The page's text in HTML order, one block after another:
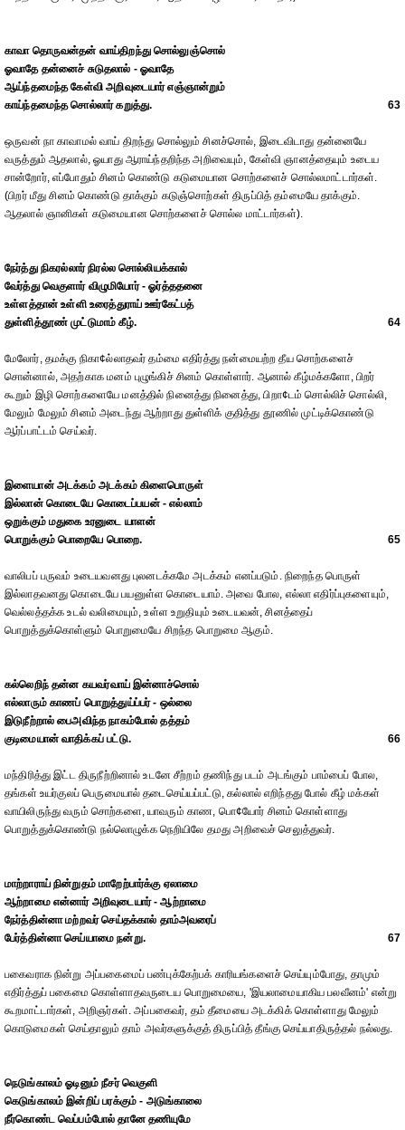
காவா தொருவன்தன் வாய்திறந்து சொல்லுஞ்சொல்
ஓவாதே தன்னைச் சுடுதலால் - ஓவாதே
ஆய்ந்தமைந்த கேள்வி அறிவுடையார் எஞ்ஞான்றும்
காய்ந்தமைந்த சொல்லார் கறுத்து.
63
ஒருவன் நா காவாமல் வாய் திறந்து சொல்லும் சினச்சொல், இடைவிடாது தன்னையே
வருத்தும் ஆதலால், ஓயாது ஆராய்ந்தறிந்த அறிவையும், கேள்வி ஞானத்தையும் உடைய
சான்றோர், எப்போதும் சினம் கொண்டு கடுமையான சொற்களைச் சொல்லமாட்டார்கள்.
(பிறர் மீது சினம் கொண்டு தாக்கும் கடுஞ்சொற்கள் திருப்பித் தம்மையே தாக்கும்.
ஆதலால் ஞானிகள் கடுமையான சொற்களைச் சொல்ல மாட்டார்கள்).
நேர்த்து நிகரல்லார் நிரல்ல சொல்லியக்கால்
வேர்த்து வெகுளார் விழுமியோர் - ஓர்த்ததனை
உள்ளத்தான் உள்ளி உரைத்துராய் ஊர்கேட்பத்
துள்ளித்தூண் முட்டுமாம் கீழ்.
64
மேலோர், தமக்கு நிகா¢ல்லாதவர் தம்மை எதிர்த்து நன்மையற்ற தீய சொற்களைச்
சொன்னால், அதற்காக மனம் புழுங்கிச் சினம் கொள்ளார். ஆனால் கீழ்மக்களோ, பிறர்
கூறும் இழி சொற்களையே மனத்தில் நினைத்து நினைத்து, பிறா¢டம் சொல்லிச் சொல்லி,
மேலும் மேலும் சினம் அடைந்து ஆற்றாது துள்ளிக் குதித்து தூணில் முட்டிக்கொண்டு
ஆர்ப்பாட்டம் செய்வர்.
இளையான் அடக்கம் அடக்கம் கிளைபொருள்
இல்லான் கொடையே கொடைப்பயன் - எல்லாம்
ஒறுக்கும் மதுகை உரனுடை யாளன்
பொறுக்கும் பொறையே பொறை.
65
வாலிபப் பருவம் உடையவனது புலனடக்கமே அடக்கம் எனப்படும். நிறைந்த பொருள்
இல்லாதவனது கொடையே பயனுள்ள கொடையாம். அவை போல, எல்லா எதிர்ப்புகளையும்,
வெல்லத்தக்க உடல் வலிமையும், உள்ள உறுதியும் உடையவன், சினத்தைப்
பொறுத்துக்கொள்ளும் பொறுமையே சிறந்த பொறுமை ஆகும்.
கல்லெறிந் தன்ன கயவர்வாய் இன்னாச்சொல்
எல்லாரும் காணப் பொறுத்துய்ப்பர் - ஒல்லை
இடுநீற்றால் பைஅவிந்த நாகம்போல் தத்தம்
குடிமையான் வாதிக்கப் பட்டு.
66
மந்திரித்து இட்ட திருநீற்றினால் உடனே சீற்றம் தணிந்து படம் அடங்கும் பாம்பைப் போல,
தங்கள் உயர்குலப் பெருமையால் தடைசெய்யப்பட்டு, கல்லால் எறிந்தது போல் கீழ் மக்கள்
வாயிலிருந்து வரும் சொற்களை, யாவரும் காண, பொ¢யோர் சினம் கொள்ளாது
பொறுத்துக்கொண்டு நல்லொழுக்க நெறியிலே தமது அறிவைச் செலுத்துவர்.
மாற்றாராய் நின்றுதம் மாறேற்பார்க்கு ஏலாமை
ஆற்றாமை என்னார் அறிவுடையார் - ஆற்றாமை
நேர்த்தின்னா மற்றவர் செய்தக்கால் தாம்அவரைப்
பேர்த்தின்னா செய்யாமை நன்று.
67
பகைவராக நின்று அப்பகைமைப் பண்புக்கேற்பக் காரியங்களைச் செய்யும்போது, தாமும்
எதிர்த்துப் பகைமை கொள்ளாதவருடைய பொறுமையை, 'இயலாமையாகிய பலவீனம்' என்று
கூறமாட்டார்கள், அறிஞர்கள். அப்பகைவர், தம் தீமையை அடக்கிக் கொள்ளாது மேலும்
கொடுமைகள் செய்தாலும் தாம் அவர்களுக்குத் திருப்பித் தீங்கு செய்யாதிருத்தல் நல்லது.
நெடுங்காலம் ஓடினும் நீசர் வெகுளி
கெடுங்காலம் இன்றிப் பரக்கும் - அடுங்காலை
நீர்கொண்ட வெப்பம்போல் தானே தணியுமே